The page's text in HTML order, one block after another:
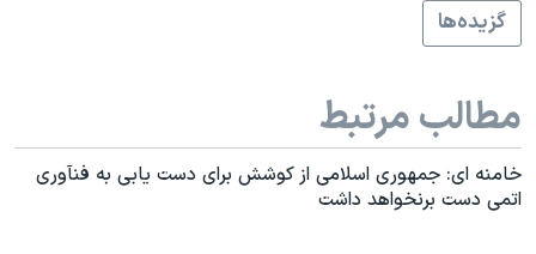
گزيده‌ها
مطالب مرتبط
خامنه ای: جمهوری اسلامی از کوشش برای دست يابی به فنآوری
اتمی دست برنخواهد داشت